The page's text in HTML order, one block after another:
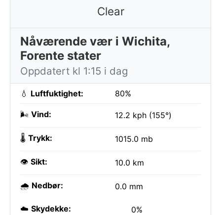
Clear
Nåværende vær i Wichita,
Forente stater
Oppdatert kl 1:15 i dag
💧 Luftfuktighet: 80%
🌬️ Vind: 12.2 kph (155°)
🌡️ Trykk: 1015.0 mb
👁️ Sikt: 10.0 km
🌧️ Nedbør: 0.0 mm
☁️ Skydekke: 0%